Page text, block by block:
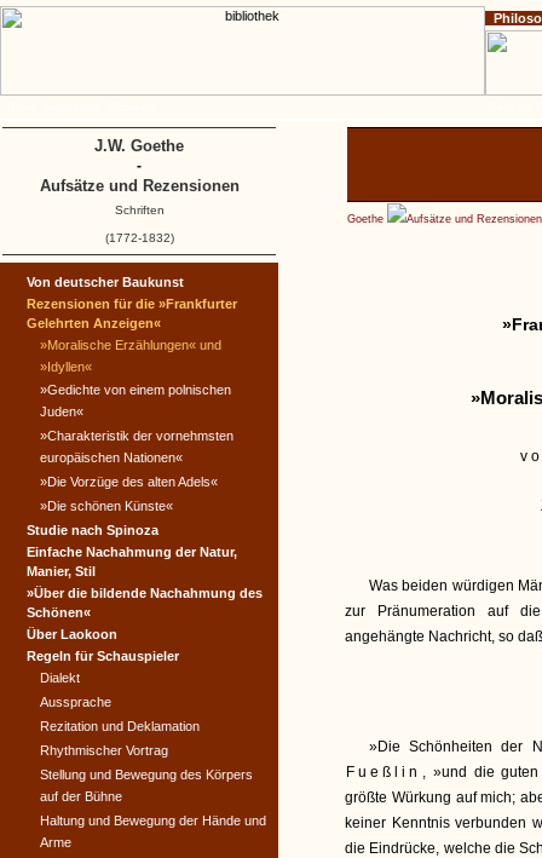
Goethe Aufsätze und Rezensionen
Was beiden würdigen
zur Pränumeration auf
angehängte Nachricht, so
»Die Schönheiten der
Fueßlin , »und die
größte Würkung auf mich;
keiner Kenntnis verbunden
die Eindrücke, welche die
Von deutscher Baukunst
Rezensionen für die »Frankfurter
Gelehrten Anzeigen«
»Moralische Erzählungen« und
»Idyllen«
»Gedichte von einem polnischen
Juden«
»Charakteristik der vornehmsten
europäischen Nationen«
»Die Vorzüge des alten Adels«
»Die schönen Künste«
Studie nach Spinoza
Einfache Nachahmung der Natur,
Manier, Stil
»Über die bildende Nachahmung des
Schönen«
Über Laokoon
Regeln für Schauspieler
Dialekt
Aussprache
Rezitation und Deklamation
Rhythmischer Vortrag
Stellung und Bewegung des Körpers
auf der Bühne
Haltung und Bewegung der Hände und
Arme
J.W. Goethe
-
Aufsätze und Rezensionen
Schriften
(1772-1832)